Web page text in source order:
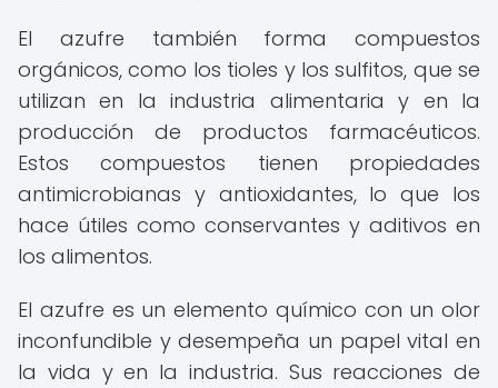
El azufre también forma compuestos
orgánicos, como los tioles y los sulfitos, que se
utilizan en la industria alimentaria y en la
producción de productos farmacéuticos.
Estos compuestos tienen propiedades
antimicrobianas y antioxidantes, lo que los
hace útiles como conservantes y aditivos en
los alimentos.
El azufre es un elemento químico con un olor
inconfundible y desempeña un papel vital en
la vida y en la industria. Sus reacciones de